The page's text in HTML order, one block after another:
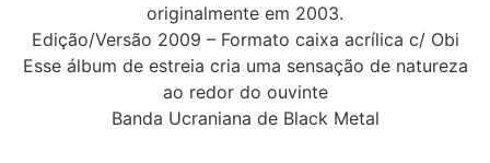
originalmente em 2003.
Edição/Versão 2009 – Formato caixa acrílica c/ Obi
Esse álbum de estreia cria uma sensação de natureza
ao redor do ouvinte
Banda Ucraniana de Black Metal